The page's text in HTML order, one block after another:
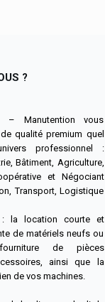
?
– Manutention vous
qualité premium quel
professionnel :
Bâtiment, Agriculture,
et Négociant
Transport, Logistique
la location courte et
de matériels neufs ou
de pièces
ainsi que la
de vos machines.